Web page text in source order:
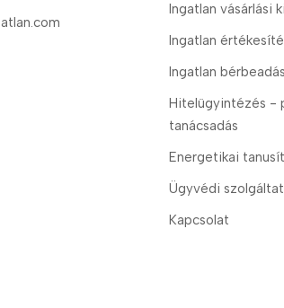
Ingatlan vásárlási
Ingatlan
Ingatlan bérbeadás
Hitelügyintézés -
tanácsadás
Energetikai
Ügyvédi
Kapcsolat